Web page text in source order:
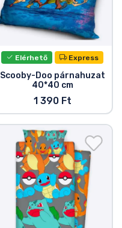
Elérhető Express
Scooby-Doo párnahuzat
40*40 cm
1 390 Ft